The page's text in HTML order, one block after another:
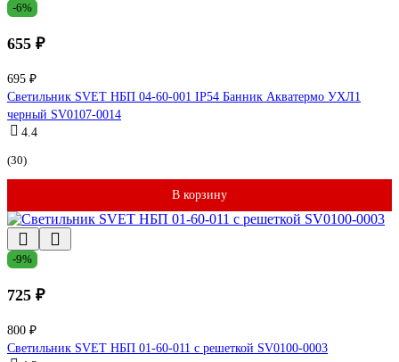
-6%
655 ₽
695 ₽
Светильник SVET НБП 04-60-001 IP54 Банник Акватермо УХЛ1
черный SV0107-0014
4.4
(30)
В корзину
-9%
725 ₽
800 ₽
Светильник SVET НБП 01-60-011 с решеткой SV0100-0003